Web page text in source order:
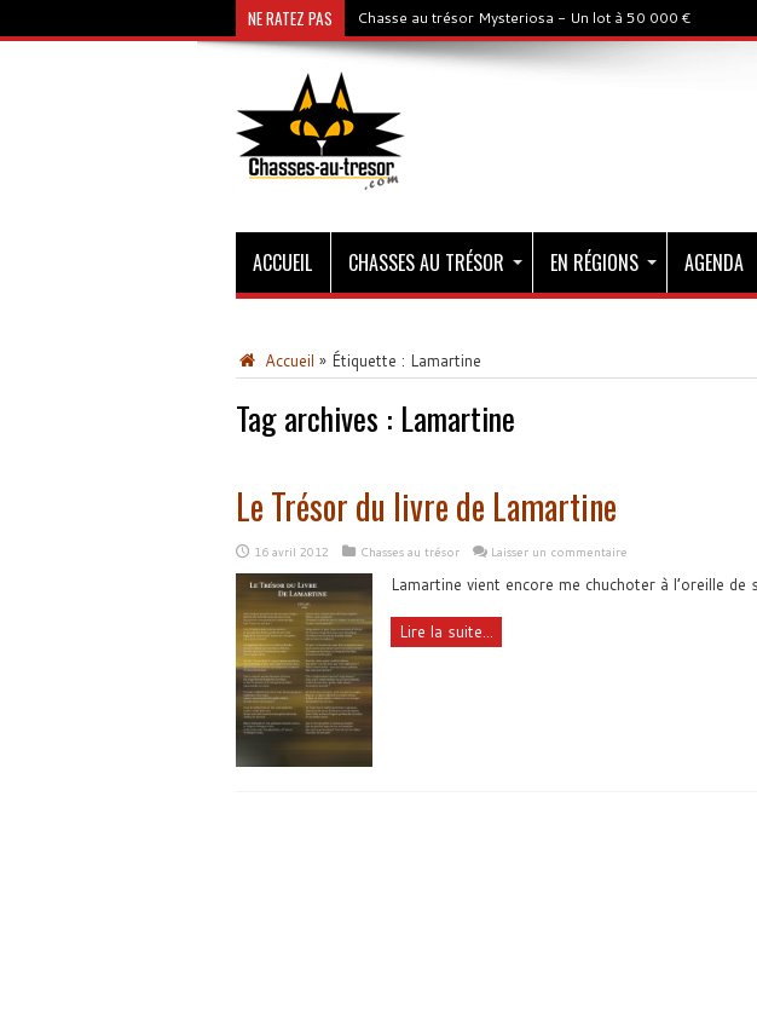
NE RATEZ PAS Chasse au trésor Mysteriosa - Un lot à 50 000 €
ACCUEIL CHASSES AU TRÉSOR EN RÉGIONS AGENDA
Accueil » Étiquette : Lamartine
Tag archives : Lamartine
Le Trésor du livre de Lamartine
16 avril 2012 Chasses au trésor Laisser un commentaire
Lamartine vient encore me chuchoter à l’oreille de
Lire la suite...